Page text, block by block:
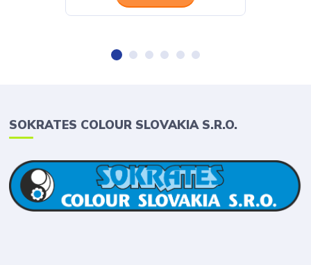
SOKRATES COLOUR SLOVAKIA S.R.O.